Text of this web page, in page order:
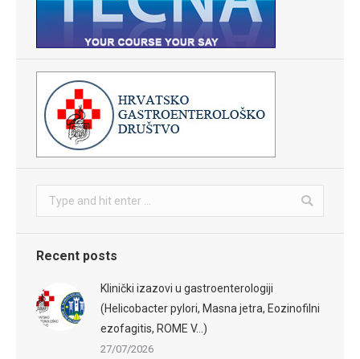
Search:
Recent posts
Klinički izazovi u gastroenterologiji
(Helicobacter pylori, Masna jetra, Eozinofilni
ezofagitis, ROME V…)
27/07/2026